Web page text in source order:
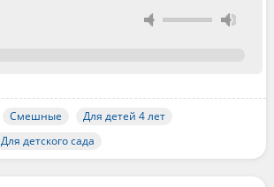
Смешные
Для детей 4 лет
Для детского сада